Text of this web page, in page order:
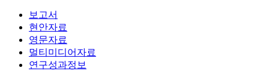
보고서
현안자료
영문자료
멀티미디어자료
연구성과정보